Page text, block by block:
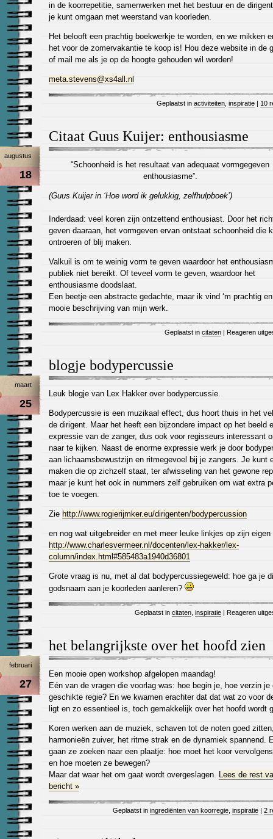
in de koorrepetitie, samenwerken met het bestuur en de
je kunt omgaan met weerstand van koorleden.
Het belooft een prachtig boekwerkje te worden, en we mikken
het voor de zomervakantie te koop is! Hou deze website in de
of mail me als je op de hoogte gehouden wil worden!
meta.stevens@xs4all.nl
Geplaatst in activiteiten inspiratie | 10
Citaat Guus Kuijer: enthousiasme
augustus
18
“Schoonheid is het resultaat van adequaat vormgegeven
enthousiasme”.
(Guus Kuijer in ‘Hoe word ik gelukkig, zelfhulpboek’)
Inderdaad: veel koren zijn ontzettend enthousiast. Door het
geven daaraan, het vormgeven ervan ontstaat schoonheid die
ontroeren of blij maken.
Valkuil is om te weinig vorm te geven waardoor het
publiek niet bereikt. Of teveel vorm te geven, waardoor het
enthousiasme doodslaat.
Een beetje een abstracte gedachte, maar ik vind ‘m prachtig
mooie beschrijving van mijn werk.
Geplaatst in citaten | Reageren
blogje bodypercussie
maart
25
Leuk blogje van Lex Hakker over bodypercussie.
Bodypercussie is een muzikaal effect, dus hoort thuis in het
de dirigent. Maar het heeft een bijzondere impact op het beeld
expressie van de zanger, dus ook voor regisseurs interessant
naar te kijken. Naast de enorme expressie werk je door
aan lichaamsbewustzijn en ritmegevoel bij je zangers. Je kunt
maken die op zichzelf staat, ter afwisseling van het gewone
maar je kunt het ook in nummers zelf gebruiken om wat extra
toe te voegen.
Zie http://www.rogierijmker.eu/dirigenten/bodypercussion
en nog wat uitgebreider en met meer leuke linkjes op zijn
http://www.charlesvermeer.nl/docenten/lex-hakker/lex-
column/index.html#585483a1940d36801
Grote vraag is nu, met al dat bodypercussiegeweld: hoe ga je
godsnaam aan je koorleden aanleren?
Geplaatst in citaten inspiratie | Reageren
het belangrijkste over het hoofd zien
februari
27
Een mooie open workshop afgelopen maandag!
Eén van de vragen die voorlag was: hoe begin je, hoe verzin je
geschikte regie? En we kwamen erachter dat dat wat zo voor
ligt en zo essentieel is, toch gemakkelijk over het hoofd wordt
Koren werken aan de muziek, schaven tot de noten goed
harmonieën zuiver, het ritme strak en de dynamiek spannend.
gaan ze zoeken naar een plaatje: hoe moet het koor
en hoe moeten ze bewegen?
Maar dat waar het om gaat wordt overgeslagen. Lees de rest
bericht »
Geplaatst in ingrediënten van koorregie inspiratie | 2